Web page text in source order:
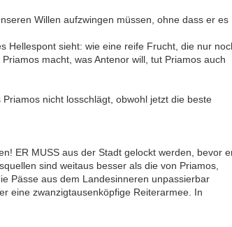
Willen aufzwingen müssen, ohne dass er es
Hellespont sieht: wie eine reife Frucht, die nur
macht, was Antenor will, tut Priamos auch
nicht losschlägt, obwohl jetzt die beste
ER MUSS aus der Stadt gelockt werden, bevor
sind weitaus besser als die von Priamos,
Pässe aus dem Landesinneren unpassierbar
eine zwanzigtausenköpfige Reiterarmee. In